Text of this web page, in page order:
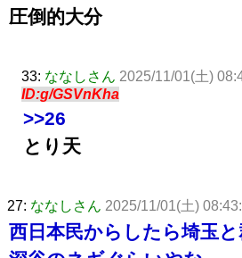
圧倒的大分
33: ななしさん 2025/11/01(土)
ID:g/GSVnKha
>>26
とり天
27: ななしさん 2025/11/01(土)
西日本民からしたら埼玉